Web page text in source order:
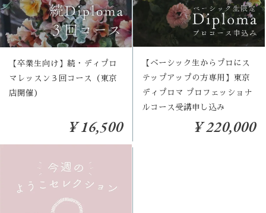
【卒業生向け】続・ディプロ
マレッスン３回コース（東京
店開催）
¥ 16,500
【ベーシック生からプロにス
テップアップの方専用】東京
ディプロマ プロフェッショナ
ルコース受講申し込み
¥ 220,000